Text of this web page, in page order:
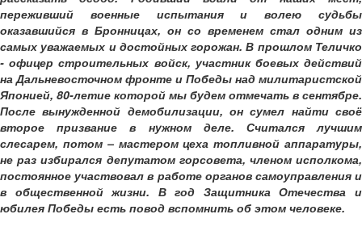
переживший военные испытания и волею судьбы
оказавшийся в Бронницах, он со временем стал одним из
самых уважаемых и достойных горожан. В прошлом Теличко
- офицер строительных войск, участник боевых действий
на Дальневосточном фронте и Победы над милитаристской
Японией, 80-летие которой мы будем отмечать в сентябре.
После вынужденной демобилизации, он сумел найти своё
второе призвание в нужном деле. Считался лучшим
слесарем, потом – мастером цеха топливной аппаратуры,
не раз избирался депутатом горсовета, членом исполкома,
постоянное участвовал в работе органов самоуправления и
в общественной жизни. В год Защитника Отечества и
юбилея Победы есть повод вспомнить об этом человеке.